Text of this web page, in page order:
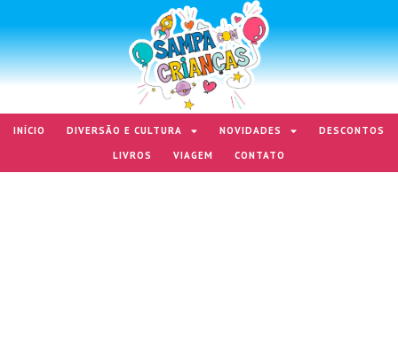
INÍCIO DIVERSÃO E CULTURA NOVIDADES
DESCONTOS
LIVROS
VIAGEM CONTATO